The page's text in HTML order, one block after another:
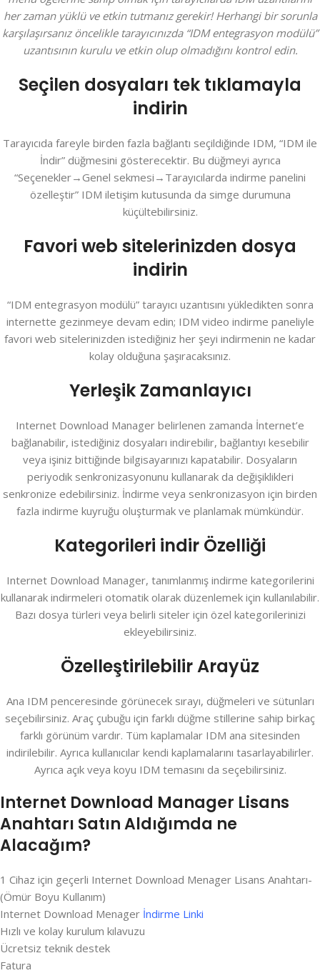
her zaman yüklü ve etkin tutmanız gerekir! Herhangi bir sorunla
karşılaşırsanız öncelikle tarayıcınızda “IDM entegrasyon modülü”
uzantısının kurulu ve etkin olup olmadığını kontrol edin.
Seçilen dosyaları tek tıklamayla
indirin
Tarayıcıda fareyle birden fazla bağlantı seçildiğinde IDM, “IDM ile
İndir” düğmesini gösterecektir. Bu düğmeyi ayrıca
“Seçenekler→Genel sekmesi→Tarayıcılarda indirme panelini
özelleştir” IDM iletişim kutusunda da simge durumuna
küçültebilirsiniz.
Favori web sitelerinizden dosya
indirin
“IDM entegrasyon modülü” tarayıcı uzantısını yükledikten sonra
internette gezinmeye devam edin; IDM video indirme paneliyle
favori web sitelerinizden istediğiniz her şeyi indirmenin ne kadar
kolay olduğuna şaşıracaksınız.
Yerleşik Zamanlayıcı
Internet Download Manager belirlenen zamanda İnternet’e
bağlanabilir, istediğiniz dosyaları indirebilir, bağlantıyı kesebilir
veya işiniz bittiğinde bilgisayarınızı kapatabilir. Dosyaların
periyodik senkronizasyonunu kullanarak da değişiklikleri
senkronize edebilirsiniz. İndirme veya senkronizasyon için birden
fazla indirme kuyruğu oluşturmak ve planlamak mümkündür.
Kategorileri indir Özelliği
Internet Download Manager, tanımlanmış indirme kategorilerini
kullanarak indirmeleri otomatik olarak düzenlemek için kullanılabilir.
Bazı dosya türleri veya belirli siteler için özel kategorilerinizi
ekleyebilirsiniz.
Özelleştirilebilir Arayüz
Ana IDM penceresinde görünecek sırayı, düğmeleri ve sütunları
seçebilirsiniz. Araç çubuğu için farklı düğme stillerine sahip birkaç
farklı görünüm vardır. Tüm kaplamalar IDM ana sitesinden
indirilebilir. Ayrıca kullanıcılar kendi kaplamalarını tasarlayabilirler.
Ayrıca açık veya koyu IDM temasını da seçebilirsiniz.
Internet Download Manager Lisans
Anahtarı Satın Aldığımda ne
Alacağım?
1 Cihaz için geçerli Internet Download Menager Lisans Anahtarı-
(Ömür Boyu Kullanım)
Internet Download Menager İndirme Linki
Hızlı ve kolay kurulum kılavuzu
Ücretsiz teknik destek
Fatura